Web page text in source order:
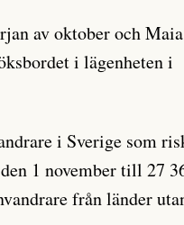
av oktober och
i lägenheten i
i Sverige som
1 november till 27
från länder